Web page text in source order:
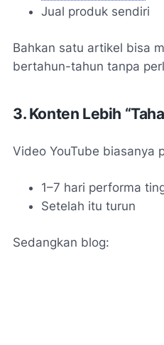
Jual produk sendiri
Bahkan satu artikel bisa
bertahun-tahun tanpa
3. Konten Lebih
Video YouTube biasanya
1–7 hari performa
Setelah itu turun
Sedangkan blog: